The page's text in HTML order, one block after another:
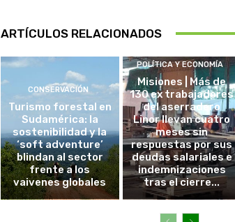
ARTÍCULOS RELACIONADOS
CONSERVACIÓN
Turismo forestal en
Sudamérica: la
sostenibilidad y la
‘soft adventure’
blindan al sector
frente a los
vaivenes globales
POLÍTICA Y ECONOMÍA
Misiones | Más de
130 ex trabajadores
del aserradero
Linor llevan cuatro
meses sin
respuestas por sus
deudas salariales e
indemnizaciones
tras el cierre...